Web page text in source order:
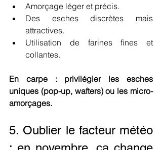
Amorçage léger et précis.
Des esches discrètes mais
attractives.
Utilisation de farines fines et
collantes.
En carpe : privilégier les esches
uniques (pop-up, wafters) ou les micro-
amorçages.
5. Oublier le facteur météo